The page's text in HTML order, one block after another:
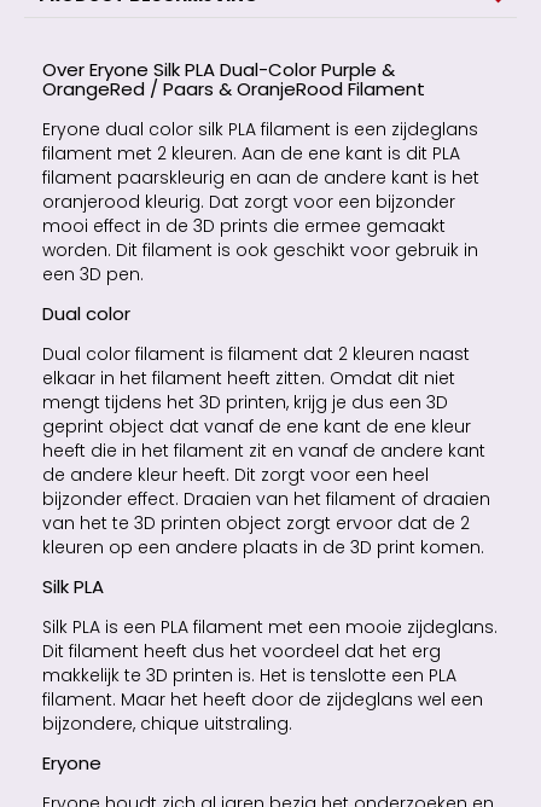
Over Eryone Silk PLA Dual-Color Purple &
OrangeRed / Paars & OranjeRood Filament
Eryone dual color silk PLA filament is een zijdeglans
filament met 2 kleuren. Aan de ene kant is dit PLA
filament paarskleurig en aan de andere kant is het
oranjerood kleurig. Dat zorgt voor een bijzonder
mooi effect in de 3D prints die ermee gemaakt
worden. Dit filament is ook geschikt voor gebruik in
een 3D pen.
Dual color
Dual color filament is filament dat 2 kleuren naast
elkaar in het filament heeft zitten. Omdat dit niet
mengt tijdens het 3D printen, krijg je dus een 3D
geprint object dat vanaf de ene kant de ene kleur
heeft die in het filament zit en vanaf de andere kant
de andere kleur heeft. Dit zorgt voor een heel
bijzonder effect. Draaien van het filament of draaien
van het te 3D printen object zorgt ervoor dat de 2
kleuren op een andere plaats in de 3D print komen.
Silk PLA
Silk PLA is een PLA filament met een mooie zijdeglans.
Dit filament heeft dus het voordeel dat het erg
makkelijk te 3D printen is. Het is tenslotte een PLA
filament. Maar het heeft door de zijdeglans wel een
bijzondere, chique uitstraling.
Eryone